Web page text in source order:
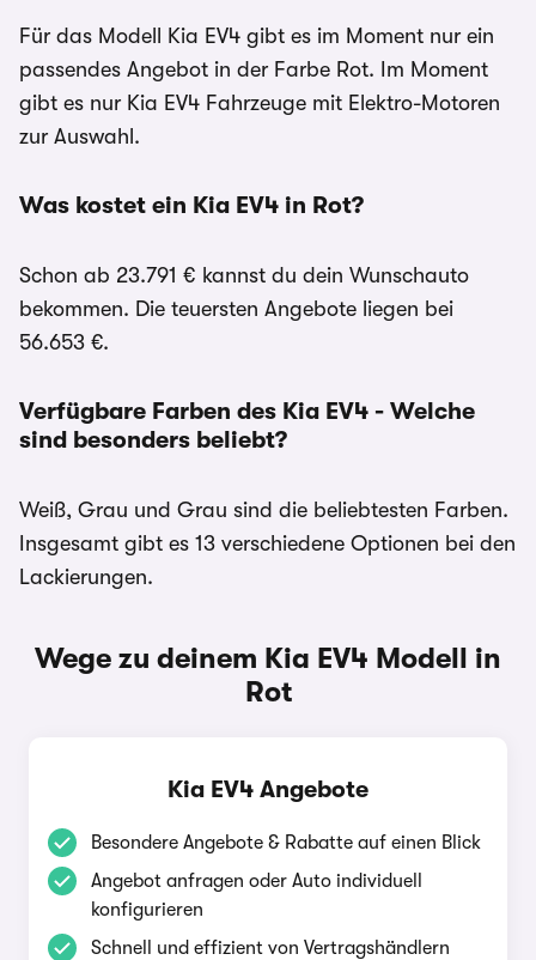
Für das Modell Kia EV4 gibt es im Moment nur ein
passendes Angebot in der Farbe Rot. Im Moment
gibt es nur Kia EV4 Fahrzeuge mit Elektro-Motoren
zur Auswahl.
Was kostet ein Kia EV4 in Rot?
Schon ab 23.791 € kannst du dein Wunschauto
bekommen. Die teuersten Angebote liegen bei
56.653 €.
Verfügbare Farben des Kia EV4 - Welche
sind besonders beliebt?
Weiß, Grau und Grau sind die beliebtesten Farben.
Insgesamt gibt es 13 verschiedene Optionen bei den
Lackierungen.
Wege zu deinem Kia EV4 Modell in
Rot
Kia EV4 Angebote
Besondere Angebote & Rabatte auf einen Blick
Angebot anfragen oder Auto individuell
konfigurieren
Schnell und effizient von Vertragshändlern